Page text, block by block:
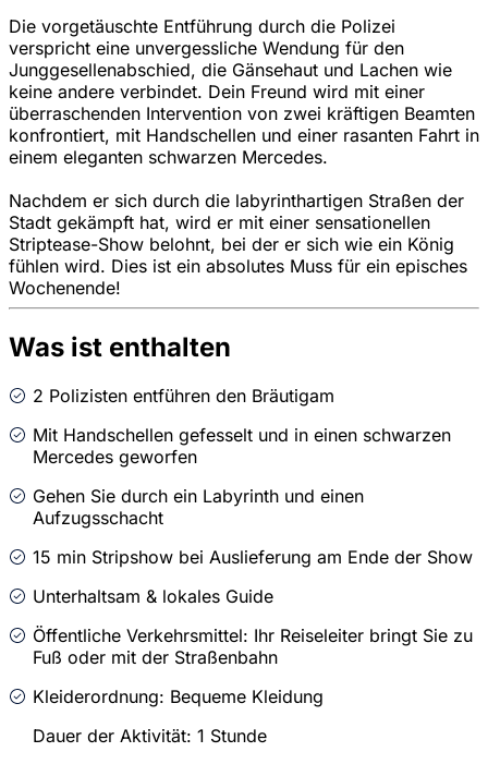
Die vorgetäuschte Entführung durch die Polizei
verspricht eine unvergessliche Wendung für den
Junggesellenabschied, die Gänsehaut und Lachen wie
keine andere verbindet. Dein Freund wird mit einer
überraschenden Intervention von zwei kräftigen Beamten
konfrontiert, mit Handschellen und einer rasanten Fahrt in
einem eleganten schwarzen Mercedes.
Nachdem er sich durch die labyrinthartigen Straßen der
Stadt gekämpft hat, wird er mit einer sensationellen
Striptease-Show belohnt, bei der er sich wie ein König
fühlen wird. Dies ist ein absolutes Muss für ein episches
Wochenende!
Was ist enthalten
2 Polizisten entführen den Bräutigam
Mit Handschellen gefesselt und in einen schwarzen
Mercedes geworfen
Gehen Sie durch ein Labyrinth und einen
Aufzugsschacht
15 min Stripshow bei Auslieferung am Ende der Show
Unterhaltsam & lokales Guide
Öffentliche Verkehrsmittel: Ihr Reiseleiter bringt Sie zu
Fuß oder mit der Straßenbahn
Kleiderordnung: Bequeme Kleidung
Dauer der Aktivität: 1 Stunde